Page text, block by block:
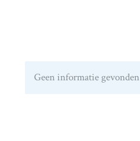
Geen informatie gevonden